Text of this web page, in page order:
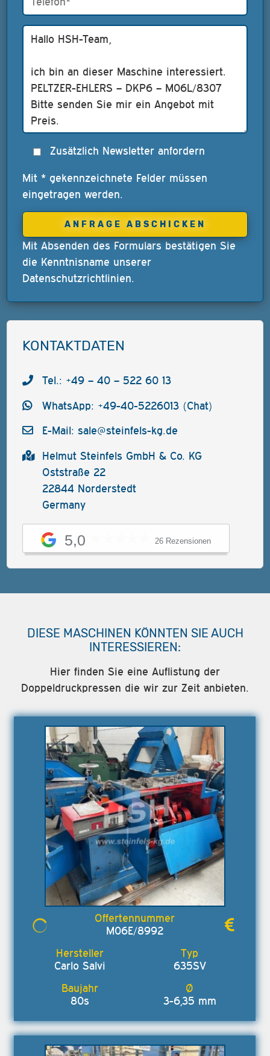
Zusätzlich Newsletter anfordern
Mit * gekennzeichnete Felder müssen
eingetragen werden.
Mit Absenden des Formulars bestätigen Sie
die Kenntnisname unserer
Datenschutzrichtlinien.
KONTAKTDATEN
Tel.: +49 – 40 – 522 60 13
WhatsApp: +49-40-5226013 (Chat)
E-Mail: sale@steinfels-kg.de
Helmut Steinfels GmbH & Co. KG
Oststraße 22
22844 Norderstedt
Germany
5,0 26 Rezensionen
DIESE MASCHINEN KÖNNTEN SIE AUCH
INTERESSIEREN:
Hier finden Sie eine Auflistung der
Doppeldruckpressen die wir zur Zeit anbieten.
M06E/8992
Carlo Salvi 635SV
80s 3-6,35 mm